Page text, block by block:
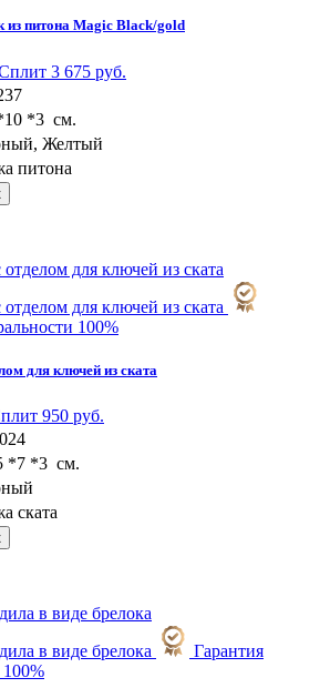
из питона Magic Black/gold
3 675 руб.
*3 см.
Желтый
питона
100%
для ключей из ската
950 руб.
*7 *3 см.
ската
Гарантия
100%